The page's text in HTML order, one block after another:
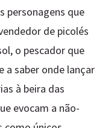
personagens que
de picolés
o pescador que
a saber onde lançar
à beira das
evocam a não-